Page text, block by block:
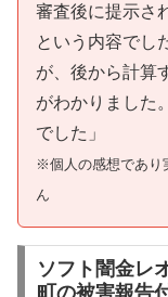
審査後に提示さ
という内容でし
が、後から計算
がわかりました
でした」
※個人の感想であり
ん
ソフト闇金レ